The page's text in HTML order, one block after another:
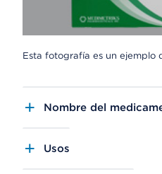
Esta fotografía es un ejemplo
Nombre del
Usos